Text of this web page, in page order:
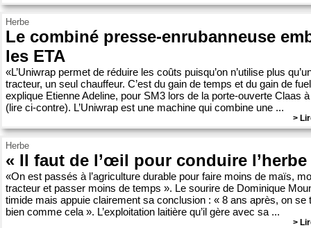
Herbe
Le combiné presse-enrubanneuse
les ETA
«L’Uniwrap permet de réduire les coûts puisqu’on n’utilise plus
tracteur, un seul chauffeur. C’est du gain de temps et du gain de
explique Etienne Adeline, pour SM3 lors de la porte-ouverte Claas
(lire ci-contre). L’Uniwrap est une machine qui combine une ...
>
Herbe
« Il faut de l’œil pour conduire l’herbe
«On est passés à l’agriculture durable pour faire moins de maïs,
tracteur et passer moins de temps ». Le sourire de Dominique
timide mais appuie clairement sa conclusion : « 8 ans après, on se
bien comme cela ». L’exploitation laitière qu’il gère avec sa ...
>